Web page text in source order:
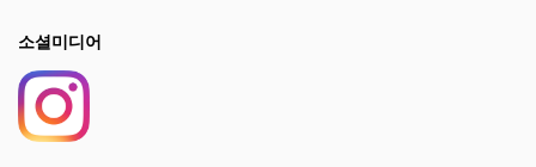
소셜미디어